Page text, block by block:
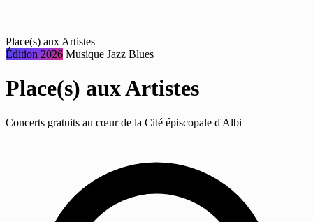
Place(s) aux Artistes
Édition 2026 Musique Jazz Blues
Place(s) aux Artistes
Concerts gratuits au cœur de la Cité épiscopale d'Albi